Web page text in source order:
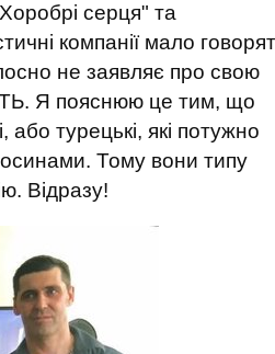
серця" та
компанії мало
не заявляє про свою
Я пояснюю це тим, що
або турецькі, які потужно
Тому вони типу
Відразу!